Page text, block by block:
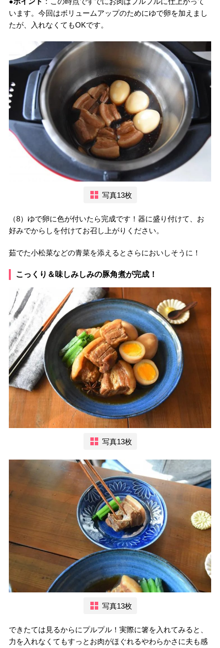
います。今回はボリュームアップのためにゆで卵を加えまし
たが、入れなくてもOKです。
写真13枚
（8）ゆで卵に色が付いたら完成です！器に盛り付けて、お
好みでからしを付けてお召し上がりください。
茹でた小松菜などの青菜を添えるとさらにおいしそうに！
こっくり＆味しみしみの豚角煮が完成！
写真13枚
写真13枚
できたては見るからにプルプル！実際に箸を入れてみると、
力を入れなくてもすっとお肉がほぐれるやわらかさに夫も感